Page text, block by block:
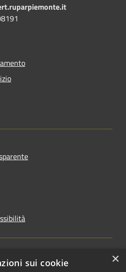
Comune convenzionato
×
sui cookie